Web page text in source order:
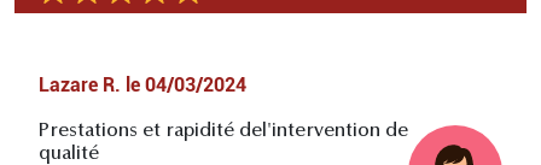
Lazare R. le 04/03/2024
Prestations et rapidité del'intervention de
qualité